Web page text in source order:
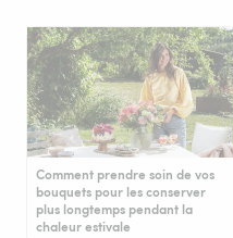
Comment prendre soin de vos
bouquets pour les conserver
plus longtemps pendant la
chaleur estivale